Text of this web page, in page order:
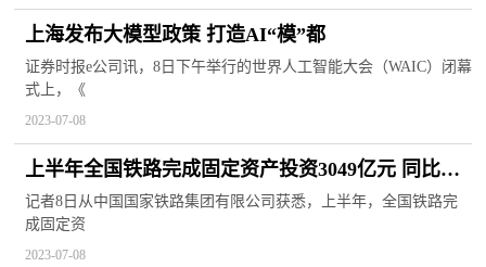
上海发布大模型政策 打造AI“模”都
证券时报e公司讯，8日下午举行的世界人工智能大会（WAIC）闭幕
式上，《
2023-07-08
上半年全国铁路完成固定资产投资3049亿元 同比增
长6.9%
记者8日从中国国家铁路集团有限公司获悉，上半年，全国铁路完
成固定资
2023-07-08